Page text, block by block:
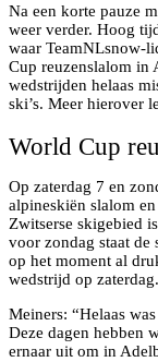
Na een korte pauze
weer verder. Hoog
waar TeamNLsnow-
Cup reuzenslalom in
wedstrijden helaas
ski’s. Meer hierover
World Cup
Op zaterdag 7 en
alpineskiën slalom
Zwitserse skigebied
voor zondag staat de
op het moment al
wedstrijd op zaterdag.
Meiners: “Helaas
Deze dagen hebben
ernaar uit om in